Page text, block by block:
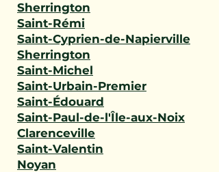
Sherrington
Saint-Rémi
Saint-Cyprien-de-Napierville
Sherrington
Saint-Michel
Saint-Urbain-Premier
Saint-Édouard
Saint-Paul-de-l'Île-aux-Noix
Clarenceville
Saint-Valentin
Noyan